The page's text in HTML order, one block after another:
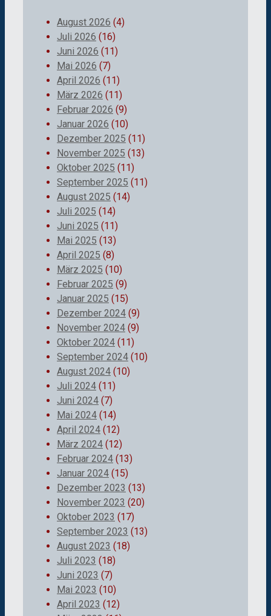
August 2026 (4)
Juli 2026 (16)
Juni 2026 (11)
Mai 2026 (7)
April 2026 (11)
März 2026 (11)
Februar 2026 (9)
Januar 2026 (10)
Dezember 2025 (11)
November 2025 (13)
Oktober 2025 (11)
September 2025 (11)
August 2025 (14)
Juli 2025 (14)
Juni 2025 (11)
Mai 2025 (13)
April 2025 (8)
März 2025 (10)
Februar 2025 (9)
Januar 2025 (15)
Dezember 2024 (9)
November 2024 (9)
Oktober 2024 (11)
September 2024 (10)
August 2024 (10)
Juli 2024 (11)
Juni 2024 (7)
Mai 2024 (14)
April 2024 (12)
März 2024 (12)
Februar 2024 (13)
Januar 2024 (15)
Dezember 2023 (13)
November 2023 (20)
Oktober 2023 (17)
September 2023 (13)
August 2023 (18)
Juli 2023 (18)
Juni 2023 (7)
Mai 2023 (10)
April 2023 (12)